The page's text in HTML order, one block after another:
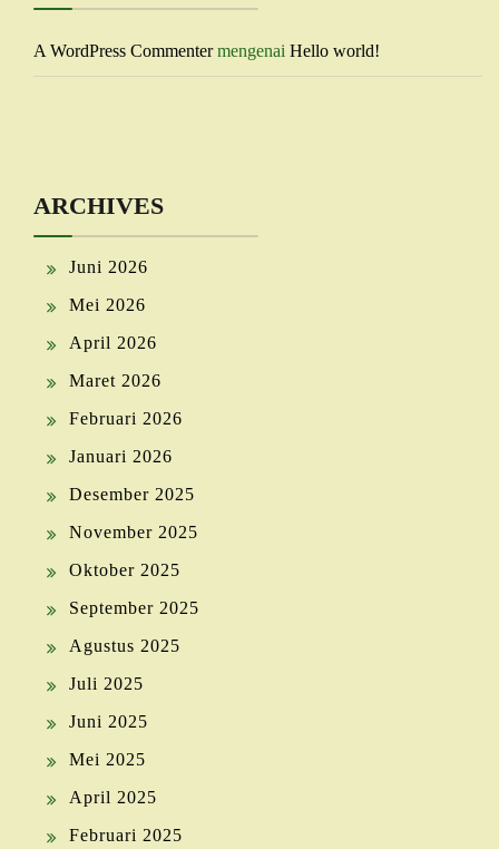
A WordPress Commentermengenai Hello world!
ARCHIVES
Juni 2026
Mei 2026
April 2026
Maret 2026
Februari 2026
Januari 2026
Desember 2025
November 2025
Oktober 2025
September 2025
Agustus 2025
Juli 2025
Juni 2025
Mei 2025
April 2025
Februari 2025